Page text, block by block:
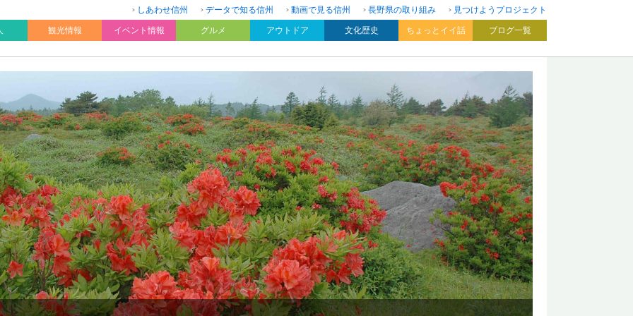
しあわせ信州 データで知る信州 動画で見る信州 長野県の取り組み
見つけようプロジェクト
観光情報 イベント情報 グルメ アウトドア 文化歴史 ちょっとイイ話 ブログ一覧